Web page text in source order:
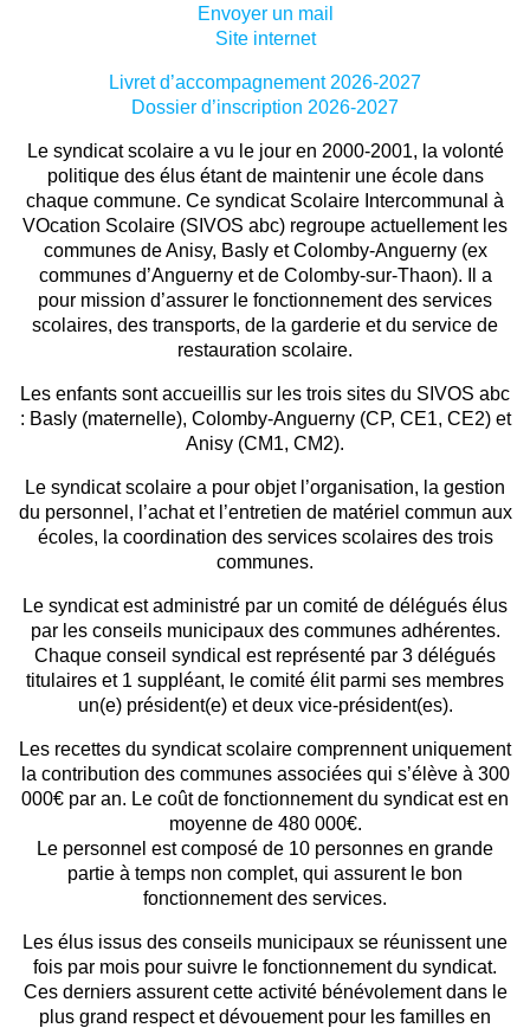
Envoyer un mail
Site internet
Livret d’accompagnement 2026-2027
Dossier d’inscription 2026-2027
Le syndicat scolaire a vu le jour en 2000-2001, la volonté
politique des élus étant de maintenir une école dans
chaque commune. Ce syndicat Scolaire Intercommunal à
VOcation Scolaire (SIVOS abc) regroupe actuellement les
communes de Anisy, Basly et Colomby-Anguerny (ex
communes d’Anguerny et de Colomby-sur-Thaon). Il a
pour mission d’assurer le fonctionnement des services
scolaires, des transports, de la garderie et du service de
restauration scolaire.
Les enfants sont accueillis sur les trois sites du SIVOS abc
: Basly (maternelle), Colomby-Anguerny (CP, CE1, CE2) et
Anisy (CM1, CM2).
Le syndicat scolaire a pour objet l’organisation, la gestion
du personnel, l’achat et l’entretien de matériel commun aux
écoles, la coordination des services scolaires des trois
communes.
Le syndicat est administré par un comité de délégués élus
par les conseils municipaux des communes adhérentes.
Chaque conseil syndical est représenté par 3 délégués
titulaires et 1 suppléant, le comité élit parmi ses membres
un(e) président(e) et deux vice-président(es).
Les recettes du syndicat scolaire comprennent uniquement
la contribution des communes associées qui s’élève à 300
000€ par an. Le coût de fonctionnement du syndicat est en
moyenne de 480 000€.
Le personnel est composé de 10 personnes en grande
partie à temps non complet, qui assurent le bon
fonctionnement des services.
Les élus issus des conseils municipaux se réunissent une
fois par mois pour suivre le fonctionnement du syndicat.
Ces derniers assurent cette activité bénévolement dans le
plus grand respect et dévouement pour les familles en